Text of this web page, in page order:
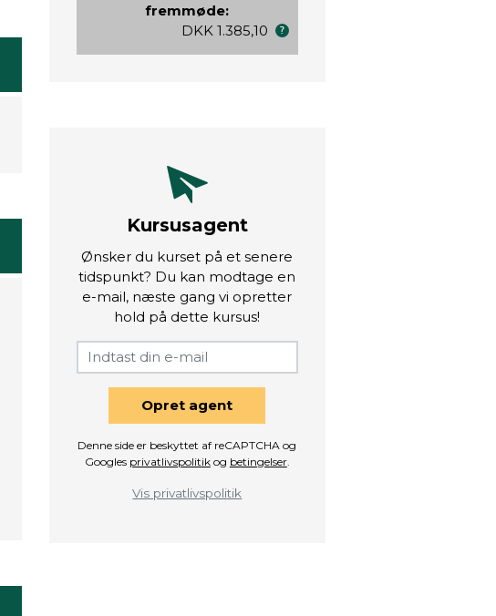
fremmøde:
DKK 1.385,10
Kursusagent
Ønsker du kurset på et senere
tidspunkt? Du kan modtage en
e-mail, næste gang vi opretter
hold på dette kursus!
Opret agent
Denne side er beskyttet af reCAPTCHA og
Googles privatlivspolitikog betingelser.
Vis privatlivspolitik